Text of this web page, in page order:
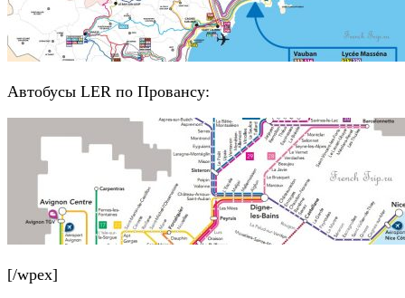
Автобусы LER по Провансу:
[/wpex]